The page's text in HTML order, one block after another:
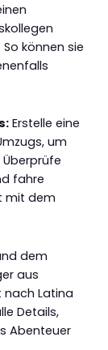
können sie
Erstelle eine
um
fahre
mit dem
dem
aus
nach Latina
Details,
Abenteuer